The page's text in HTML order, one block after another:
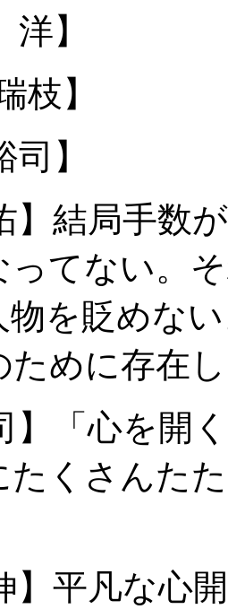
】
枝】
】
】結局手数
ってない。
物を貶めな
ために存在
】「心を開
たくさんた
】平凡な心